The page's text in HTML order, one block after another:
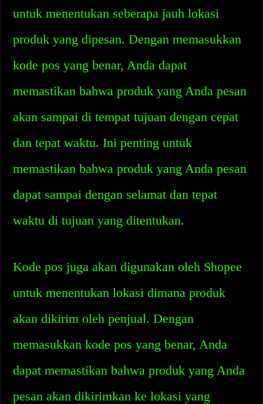
untuk menentukan seberapa jauh lokasi
produk yang dipesan. Dengan memasukkan
kode pos yang benar, Anda dapat
memastikan bahwa produk yang Anda pesan
akan sampai di tempat tujuan dengan cepat
dan tepat waktu. Ini penting untuk
memastikan bahwa produk yang Anda pesan
dapat sampai dengan selamat dan tepat
waktu di tujuan yang ditentukan.
Kode pos juga akan digunakan oleh Shopee
untuk menentukan lokasi dimana produk
akan dikirim oleh penjual. Dengan
memasukkan kode pos yang benar, Anda
dapat memastikan bahwa produk yang Anda
pesan akan dikirimkan ke lokasi yang